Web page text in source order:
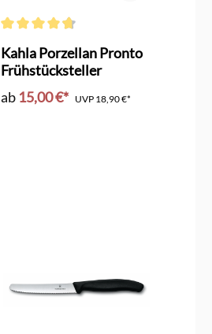
Kahla Porzellan Pronto
Frühstücksteller
ab 15,00 €* UVP 18,90 €*